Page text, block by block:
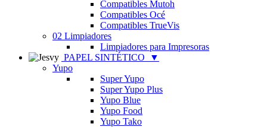
Compatibles Mutoh
Compatibles Océ
Compatibles TrueVis
02 Limpiadores
Limpiadores para Impresoras
PAPEL SINTÉTICO
▼
Yupo
Super Yupo
Super Yupo Plus
Yupo Blue
Yupo Food
Yupo Tako